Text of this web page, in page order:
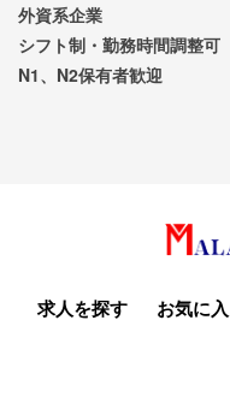
外資系企業
シフト制・勤務時間調整可
N1、N2保有者歓迎
求人を探す お気に